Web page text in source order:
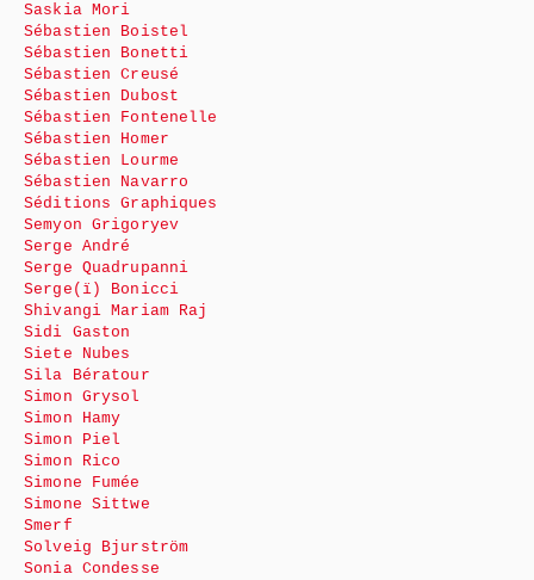
Saskia Mori
Sébastien Boistel
Sébastien Bonetti
Sébastien Creusé
Sébastien Dubost
Sébastien Fontenelle
Sébastien Homer
Sébastien Lourme
Sébastien Navarro
Séditions Graphiques
Semyon Grigoryev
Serge André
Serge Quadrupanni
Serge(ï) Bonicci
Shivangi Mariam Raj
Sidi Gaston
Siete Nubes
Sila Bératour
Simon Grysol
Simon Hamy
Simon Piel
Simon Rico
Simone Fumée
Simone Sittwe
Smerf
Solveig Bjurström
Sonia Condesse